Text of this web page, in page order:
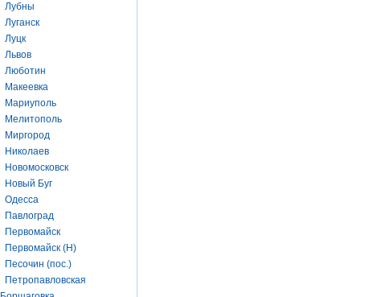
Лубны
Луганск
Луцк
Львов
Люботин
Макеевка
Мариуполь
Мелитополь
Миргород
Николаев
Новомосковск
Новый Буг
Одесса
Павлоград
Первомайск
Первомайск (Н)
Песочин (пос.)
Петропавловская